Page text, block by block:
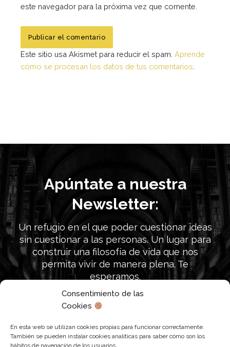
Consentimiento de las
Cookies
En esta web se utilizan cookies propias para funcionar correctamente.
También se pueden instalar cookies analíticas para saber cómo son los
hábitos de navegación de los usuarios.
este navegador para la próxima vez que comente.
Este sitio usa Akismet para reducir el spam. Aprende
cómo se procesan los datos de tus comentarios
Apúntate a nuestra
Newsletter:
Un refugio en el que poder cuestionar ideas
sin cuestionar a las personas. Un lugar para
construir una filosofía de vida que nos
permita vivir de manera plena. Te
esperamos.
Únete a nuestra búsqueda